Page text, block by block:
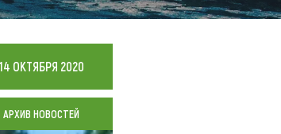
Коттеджи, базы
Сельские усадьбы
Мотели, придорожные отели
14 ОКТЯБРЯ 2020
АРХИВ НОВОСТЕЙ